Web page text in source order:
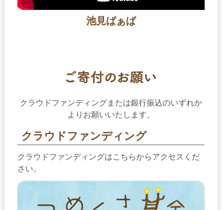
池見ばぁば
クラウドファンディングまたは銀行振込のいずれか
よりお願いいたします。
クラウドファンディング
クラウドファンディングはこちらからアクセスくだ
さい。